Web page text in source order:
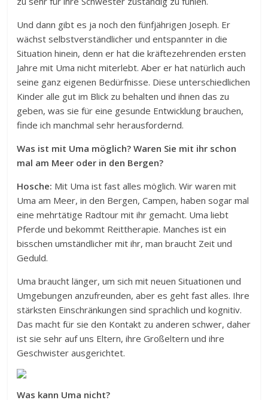
Und dann gibt es ja noch den fünfjährigen Joseph. Er
wächst selbstverständlicher und entspannter in die
Situation hinein, denn er hat die kräftezehrenden ersten
Jahre mit Uma nicht miterlebt. Aber er hat natürlich auch
seine ganz eigenen Bedürfnisse. Diese unterschiedlichen
Kinder alle gut im Blick zu behalten und ihnen das zu
geben, was sie für eine gesunde Entwicklung brauchen,
finde ich manchmal sehr herausfordernd.
Was ist mit Uma möglich? Waren Sie mit ihr schon
mal am Meer oder in den Bergen?
Hosche: Mit Uma ist fast alles möglich. Wir waren mit
Uma am Meer, in den Bergen, Campen, haben sogar mal
eine mehrtätige Radtour mit ihr gemacht. Uma liebt
Pferde und bekommt Reittherapie. Manches ist ein
bisschen umständlicher mit ihr, man braucht Zeit und
Geduld.
Uma braucht länger, um sich mit neuen Situationen und
Umgebungen anzufreunden, aber es geht fast alles. Ihre
stärksten Einschränkungen sind sprachlich und kognitiv.
Das macht für sie den Kontakt zu anderen schwer, daher
ist sie sehr auf uns Eltern, ihre Großeltern und ihre
Geschwister ausgerichtet.
Was kann Uma nicht?